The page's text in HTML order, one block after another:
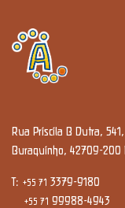
Rua Priscila B Dutra, 541,
Buraquinho, 42709-200
T: +55 71 3379-9180
+55 71 99988-4943